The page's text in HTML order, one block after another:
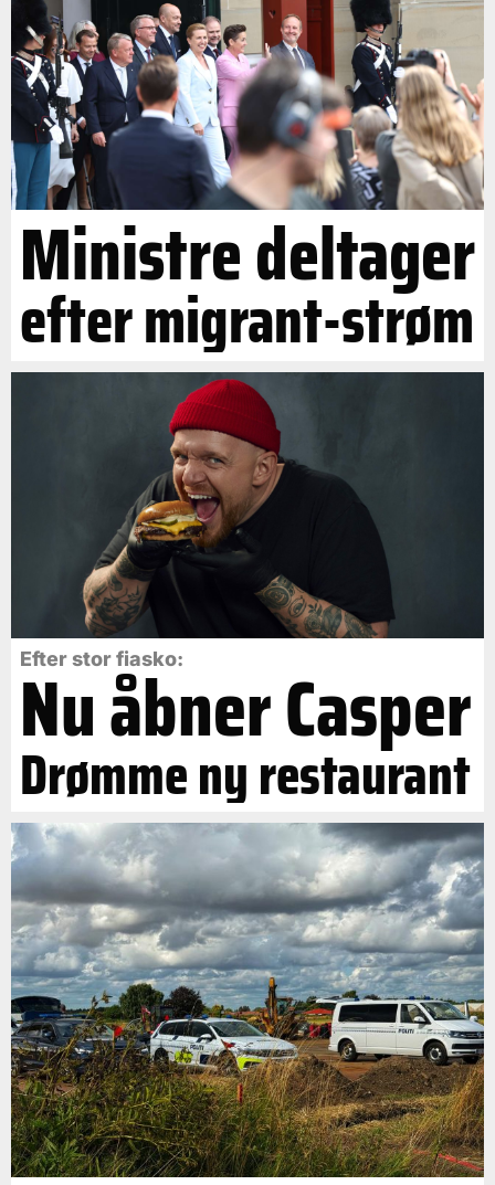
Ministre deltager
efter migrant-strøm
Efter stor fiasko:
Nu åbner Casper
Drømme ny restaurant